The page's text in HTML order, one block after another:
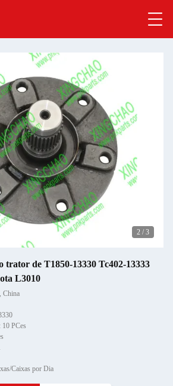
2 / 3
trator de T1850-13330 Tc402-13333
L3010
China
10 PCes
Caixas por Dia